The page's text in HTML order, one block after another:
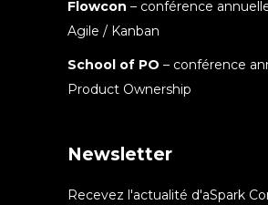
Flowcon – conférence
Agile / Kanban
School of PO – conférence
Product Ownership
Newsletter
Recevez l'actualité d'aSpark